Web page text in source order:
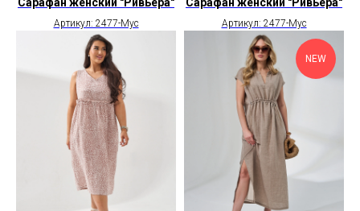
Артикул: 2477-Мус Артикул: 2477-Мус
NEW